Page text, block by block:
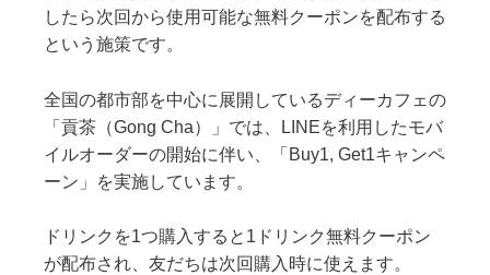
したら次回から使用可能な無料クーポンを配布する
という施策です。
全国の都市部を中心に展開しているディーカフェの
「貢茶（Gong Cha）」では、LINEを利用したモバ
イルオーダーの開始に伴い、「Buy1, Get1キャンペ
ーン」を実施しています。
ドリンクを1つ購入すると1ドリンク無料クーポン
が配布され、友だちは次回購入時に使えます。